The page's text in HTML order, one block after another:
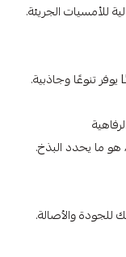
، هو ما يحدد البذخ.